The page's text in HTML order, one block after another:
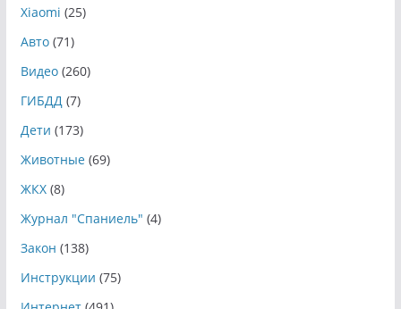
Xiaomi (25)
Авто(71)
Видео(260)
ГИБДД(7)
Дети (173)
Животные(69)
ЖКХ(8)
Журнал "Спаниель" (4)
Закон (138)
Инструкции (75)